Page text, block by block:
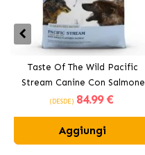
Taste Of The Wild Pacific
Stream Canine Con Salmone
Affumicato
(DESDE) 84.99 €
Aggiungi